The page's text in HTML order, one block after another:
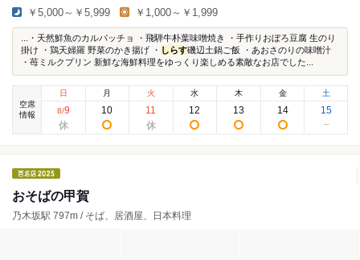
￥5,000～￥5,999 ￥1,000～￥1,999
...・天然鮮魚のカルパッチョ ・飛騨牛朴葉味噌焼き ・手作りおぼろ豆腐 生のり
掛け ・鶏天婦羅 野菜のかき揚げ ・ しらす磯辺土鍋ご飯 ・あおさのりの味噌汁
・苺ミルクプリン 新鮮な海鮮料理をゆっくり楽しめる素敵なお店でした...
空席
情報
日
8/9
月
10
火
11
水
12
木
13
金
14
土
15
おそばの甲賀
乃木坂駅 797m / そば、居酒屋、日本料理